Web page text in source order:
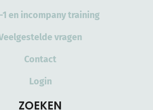
1 en incompany training
vragen
Contact
Login
ZOEKEN